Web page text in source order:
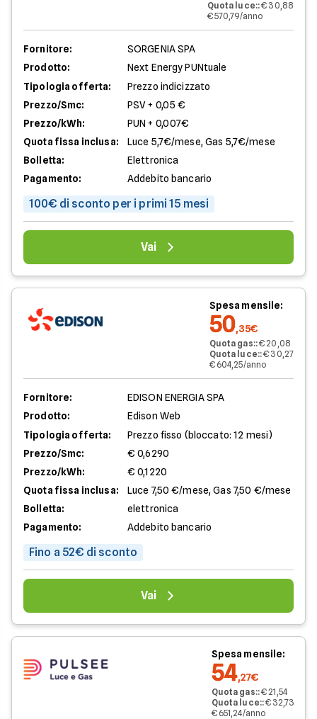
Quota luce::€ 30,88
€ 570,79/anno
Fornitore:
SORGENIA SPA
Prodotto:
Next Energy PUNtuale
Tipologia offerta:
Prezzo indicizzato
Prezzo/Smc:
PSV + 0,05 €
Prezzo/kWh:
PUN + 0,007€
Quota fissa inclusa:
Luce 5,7€/mese, Gas 5,7€/mese
Bolletta:
Elettronica
Pagamento:
Addebito bancario
100€ di sconto per i primi 15 mesi
Vai
Spesa mensile:
50,35€
Quota gas::€ 20,08
Quota luce::€ 30,27
€ 604,25/anno
Fornitore:
EDISON ENERGIA SPA
Prodotto:
Edison Web
Tipologia offerta:
Prezzo fisso (bloccato: 12 mesi)
Prezzo/Smc:
€ 0,6290
Prezzo/kWh:
€ 0,1220
Quota fissa inclusa:
Luce 7,50 €/mese, Gas 7,50 €/mese
Bolletta:
elettronica
Pagamento:
Addebito bancario
Fino a 52€ di sconto
Vai
Spesa mensile:
54,27€
Quota gas::€ 21,54
Quota luce::€ 32,73
€ 651,24/anno